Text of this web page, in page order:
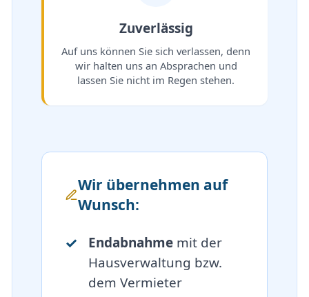
Zuverlässig
Auf uns können Sie sich verlassen, denn
wir halten uns an Absprachen und
lassen Sie nicht im Regen stehen.
Wir übernehmen auf
Wunsch:
Endabnahmemit der
Hausverwaltung bzw.
dem Vermieter